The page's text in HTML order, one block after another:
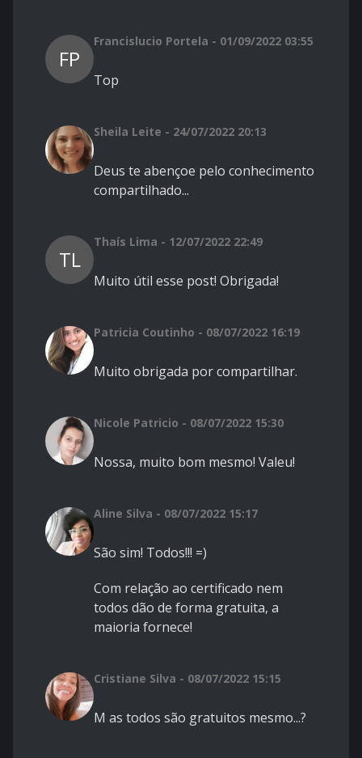
FP
Francislucio Portela - 01/09/2022 03:55
Top
Sheila Leite - 24/07/2022 20:13
Deus te abençoe pelo conhecimento
compartilhado...
TL
Thaís Lima - 12/07/2022 22:49
Muito útil esse post! Obrigada!
Patricia Coutinho - 08/07/2022 16:19
Muito obrigada por compartilhar.
Nicole Patricio - 08/07/2022 15:30
Nossa, muito bom mesmo! Valeu!
Aline Silva - 08/07/2022 15:17
São sim! Todos!!! =)
Com relação ao certificado nem
todos dão de forma gratuita, a
maioria fornece!
Cristiane Silva - 08/07/2022 15:15
M as todos são gratuitos mesmo...?